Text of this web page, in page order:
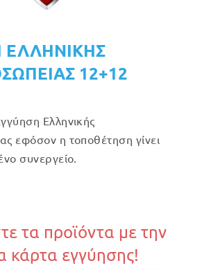
ΕΛΛΗΝΙΚΗΣ
12+12
Ελληνικής
εφόσον η τοποθέτηση γίνει
συνεργείο.
τα προϊόντα με την
κάρτα εγγύησης!